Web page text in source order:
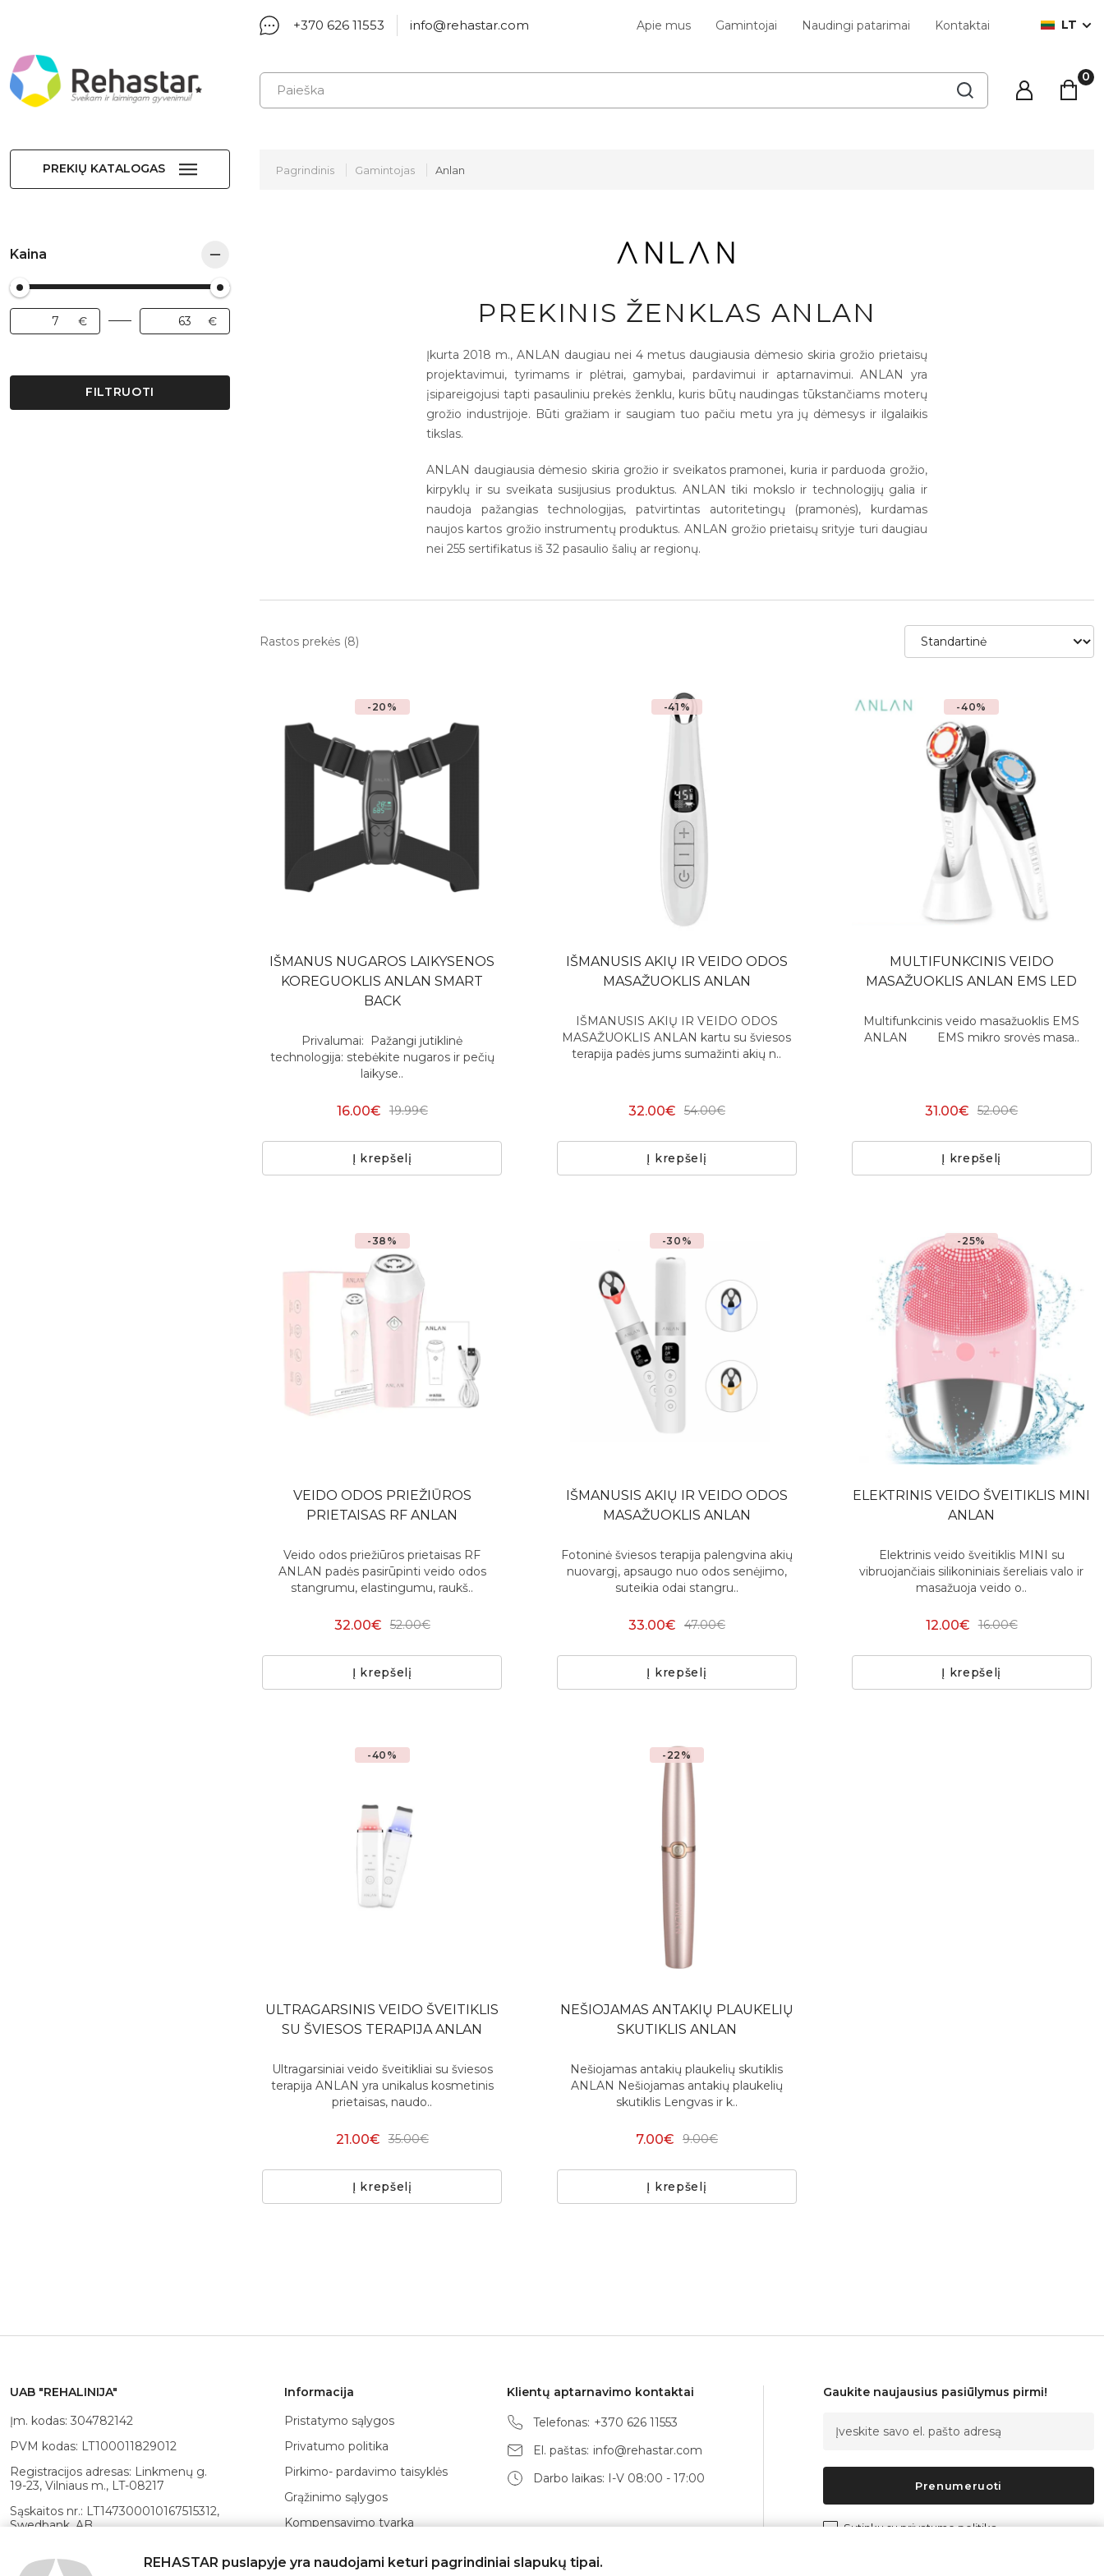
+370 626 11553 info@rehastar.com Apie mus Gamintojai Naudingi patarimai Kontaktai LT
PREKIŲ KATALOGAS
Kaina
FILTRUOTI
Pagrindinis Gamintojas Anlan
PREKINIS ŽENKLAS ANLAN
Įkurta 2018 m., ANLAN daugiau nei 4 metus daugiausia dėmesio skiria grožio prietaisų
projektavimui, tyrimams ir plėtrai, gamybai, pardavimui ir aptarnavimui. ANLAN yra
įsipareigojusi tapti pasauliniu prekės ženklu, kuris būtų naudingas tūkstančiams moterų
grožio industrijoje. Būti gražiam ir saugiam tuo pačiu metu yra jų dėmesys ir ilgalaikis
tikslas.
ANLAN daugiausia dėmesio skiria grožio ir sveikatos pramonei, kuria ir parduoda grožio,
kirpyklų ir su sveikata susijusius produktus. ANLAN tiki mokslo ir technologijų galia ir
naudoja pažangias technologijas, patvirtintas autoritetingų (pramonės), kurdamas
naujos kartos grožio instrumentų produktus. ANLAN grožio prietaisų srityje turi daugiau
nei 255 sertifikatus iš 32 pasaulio šalių ar regionų.
Rastos prekės (8)
-20%
IŠMANUS NUGAROS LAIKYSENOS
KOREGUOKLIS ANLAN SMART
BACK
Privalumai: Pažangi jutiklinė
technologija: stebėkite nugaros ir pečių
laikyse..
16.00€ 19.99€
Į krepšelį
-41%
IŠMANUSIS AKIŲ IR VEIDO ODOS
MASAŽUOKLIS ANLAN
IŠMANUSIS AKIŲ IR VEIDO ODOS
MASAŽUOKLIS ANLAN kartu su šviesos
terapija padės jums sumažinti akių n..
32.00€ 54.00€
Į krepšelį
-40%
MULTIFUNKCINIS VEIDO
MASAŽUOKLIS ANLAN EMS LED
Multifunkcinis veido masažuoklis EMS
ANLAN EMS mikro srovės masa..
31.00€ 52.00€
Į krepšelį
-38%
VEIDO ODOS PRIEŽIŪROS
PRIETAISAS RF ANLAN
Veido odos priežiūros prietaisas RF
ANLAN padės pasirūpinti veido odos
stangrumu, elastingumu, raukš..
32.00€ 52.00€
Į krepšelį
-30%
IŠMANUSIS AKIŲ IR VEIDO ODOS
MASAŽUOKLIS ANLAN
Fotoninė šviesos terapija palengvina akių
nuovargį, apsaugo nuo odos senėjimo,
suteikia odai stangru..
33.00€ 47.00€
Į krepšelį
-25%
ELEKTRINIS VEIDO ŠVEITIKLIS MINI
ANLAN
Elektrinis veido šveitiklis MINI su
vibruojančiais silikoniniais šereliais valo ir
masažuoja veido o..
12.00€ 16.00€
Į krepšelį
-40%
ULTRAGARSINIS VEIDO ŠVEITIKLIS
SU ŠVIESOS TERAPIJA ANLAN
Ultragarsiniai veido šveitikliai su šviesos
terapija ANLAN yra unikalus kosmetinis
prietaisas, naudo..
21.00€ 35.00€
Į krepšelį
-22%
NEŠIOJAMAS ANTAKIŲ PLAUKELIŲ
SKUTIKLIS ANLAN
Nešiojamas antakių plaukelių skutiklis
ANLAN Nešiojamas antakių plaukelių
skutiklis Lengvas ir k..
7.00€ 9.00€
Į krepšelį
UAB "REHALINIJA"
Įm. kodas: 304782142
PVM kodas: LT100011829012
Registracijos adresas: Linkmenų g.
19-23, Vilniaus m., LT-08217
Sąskaitos nr.: LT147300010167515312,
Swedbank, AB
kodas: 73000, SWIFT: HABALT22
Informacija
Pristatymo sąlygos
Privatumo politika
Pirkimo- pardavimo taisyklės
Grąžinimo sąlygos
Kompensavimo tvarka
Klientų aptarnavimo kontaktai
Telefonas: +370 626 11553
El. paštas: info@rehastar.com
Darbo laikas: I-V 08:00 - 17:00
Gaukite naujausius pasiūlymus pirmi!
Prenumeruoti
Sutinku suprivatumo politika
REHASTAR puslapyje yra naudojami keturi pagrindiniai slapukų tipai.